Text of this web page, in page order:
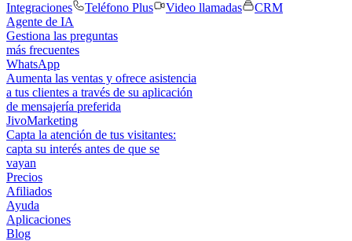
Integraciones
Teléfono Plus Video llamadas
CRM
Agente de IA
Gestiona las preguntas
más frecuentes
WhatsApp
Aumenta las ventas y ofrece asistencia
a tus clientes a través de su aplicación
de mensajería preferida
JivoMarketing
Capta la atención de tus visitantes:
capta su interés antes de que se
vayan
Precios
Afiliados
Ayuda
Aplicaciones
Blog